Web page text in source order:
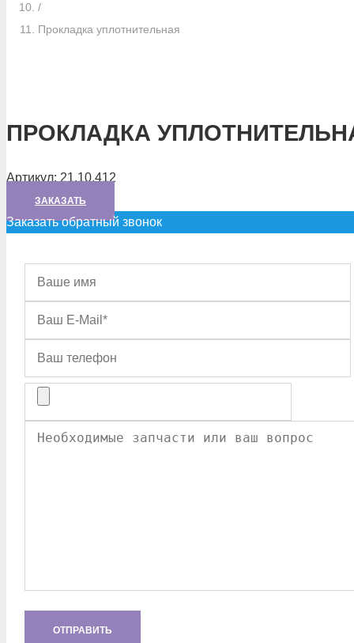
/
Прокладка уплотнительная
ПРОКЛАДКА
Артикул: 21.10.412
ЗАКАЗАТЬ
Заказать обратный звонок